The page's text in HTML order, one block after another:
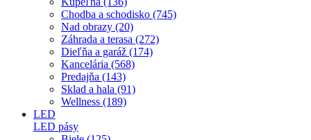
Chodba a schodisko (745)
Nad obrazy (20)
Záhrada a terasa (272)
Dieľňa a garáž (174)
Kancelária (568)
Predajňa (143)
Sklad a hala (91)
Wellness (189)
LED
LED pásy